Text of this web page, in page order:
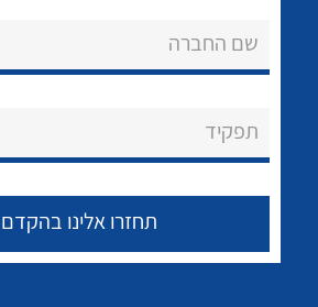
לכל מוצרי היצרן
שם החברה
תפקיד